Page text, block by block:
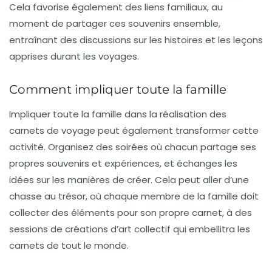
Cela favorise également des liens familiaux, au
moment de partager ces souvenirs ensemble,
entraînant des discussions sur les histoires et les leçons
apprises durant les voyages.
Comment impliquer toute la famille
Impliquer toute la famille dans la réalisation des
carnets de voyage peut également transformer cette
activité. Organisez des soirées où chacun partage ses
propres souvenirs et expériences, et échanges les
idées sur les manières de créer. Cela peut aller d’une
chasse au trésor, où chaque membre de la famille doit
collecter des éléments pour son propre carnet, à des
sessions de créations d’art collectif qui embellitra les
carnets de tout le monde.